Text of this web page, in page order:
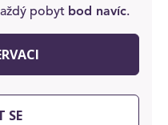
pobyt bod navíc.
SE